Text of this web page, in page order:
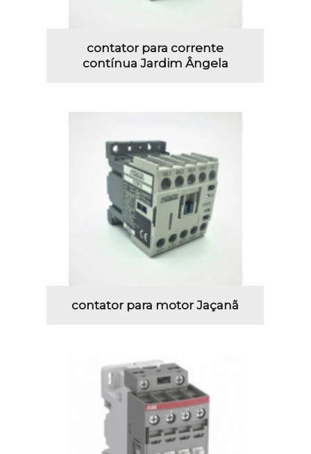
contator para corrente
contínua Jardim Ângela
contator para motor Jaçanã